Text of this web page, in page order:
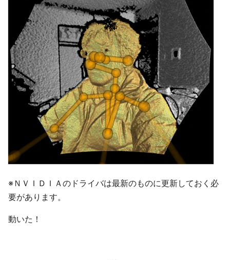
※ＮＶＩＤＩＡのドライバは最新のものに更新しておく必
要があります。
動いた！